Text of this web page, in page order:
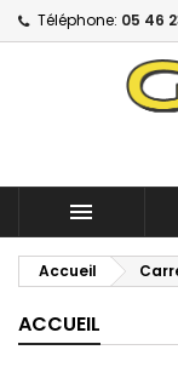
Téléphone: 05 46

Accueil
ACCUEIL